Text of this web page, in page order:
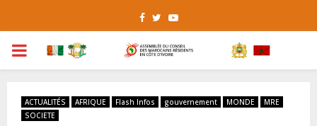
Facebook
TwitterYoutube
PRIMARY
ACTUALITÉS AFRIQUE Flash Infos gouvernement MONDE
MRE
SOCIETE